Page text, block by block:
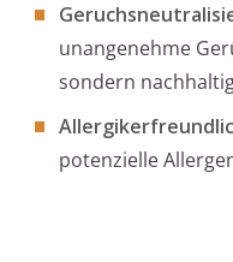
unangenehme
sondern
potenzielle